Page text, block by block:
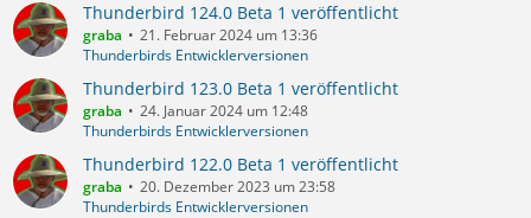
Thunderbird 124.0 Beta 1 veröffentlicht
graba
21. Februar 2024 um 13:36
Thunderbirds Entwicklerversionen
Thunderbird 123.0 Beta 1 veröffentlicht
graba
24. Januar 2024 um 12:48
Thunderbirds Entwicklerversionen
Thunderbird 122.0 Beta 1 veröffentlicht
graba
20. Dezember 2023 um 23:58
Thunderbirds Entwicklerversionen